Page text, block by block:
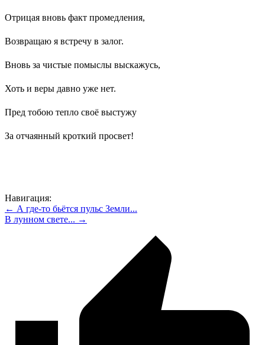
Отрицая вновь факт промедления,
Возвращаю я встречу в залог.
Вновь за чистые помыслы выскажусь,
Хоть и веры давно уже нет.
Пред тобою тепло своё выстужу
За отчаянный кроткий просвет!
Навигация:
← А где-то бьётся пульс Земли...
В лунном свете... →